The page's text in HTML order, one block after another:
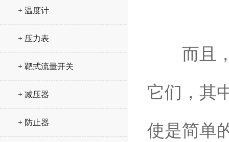
+ 温度计
+ 压力表
+ 靶式流量开关
+ 减压器
+ 防止器
而且，
它们，其
使是简单